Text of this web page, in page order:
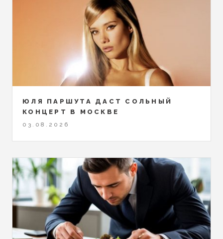
ЮЛЯ ПАРШУТА ДАСТ СОЛЬНЫЙ
КОНЦЕРТ В МОСКВЕ
03.08.2026